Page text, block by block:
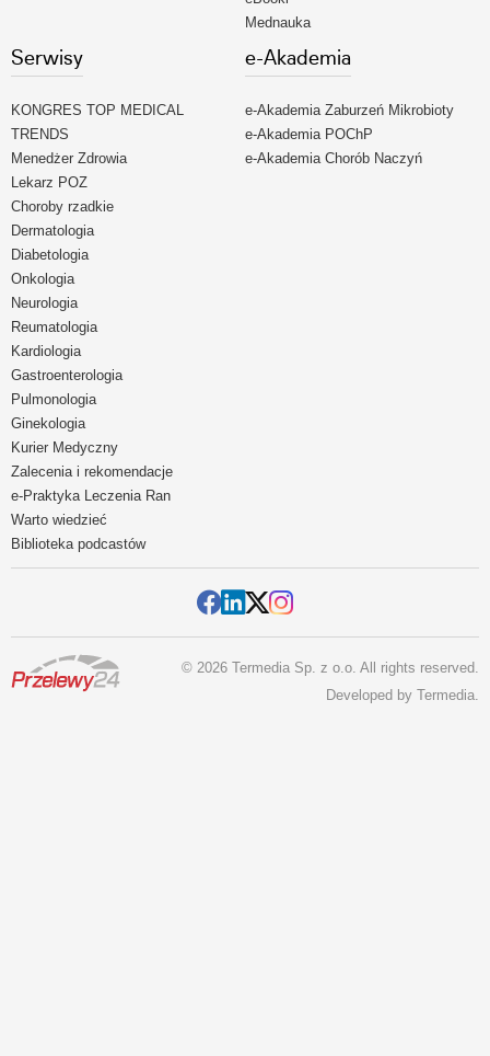
Mednauka
Serwisy
KONGRES TOP MEDICAL
TRENDS
Menedżer Zdrowia
Lekarz POZ
Choroby rzadkie
Dermatologia
Diabetologia
Onkologia
Neurologia
Reumatologia
Kardiologia
Gastroenterologia
Pulmonologia
Ginekologia
Kurier Medyczny
Zalecenia i rekomendacje
e-Praktyka Leczenia Ran
Warto wiedzieć
Biblioteka podcastów
e-Akademia
e-Akademia Zaburzeń Mikrobioty
e-Akademia POChP
e-Akademia Chorób Naczyń
© 2026 Termedia Sp. z o.o. All rights reserved.
Developed by Termedia.